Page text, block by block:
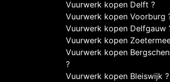
Vuurwerk kopen Delft ?
Vuurwerk kopen Voorburg
Vuurwerk kopen Delfgauw
Vuurwerk kopen
Vuurwerk kopen
?
Vuurwerk kopen Bleiswijk ?